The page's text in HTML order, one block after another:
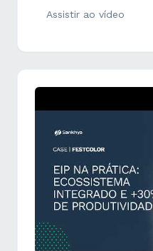
Assistir ao vídeo